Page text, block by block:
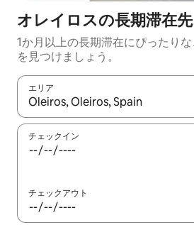
オレイロスの長期滞在先
1か月以上の長期滞在にぴったり
を見つけましょう。
エリア
検索結果が表示されたら、上下の矢
チェックイン
チェックアウト